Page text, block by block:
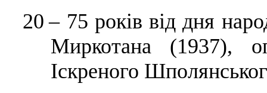
20 – 75 років від дня
Миркотана (1937),
Іскреного